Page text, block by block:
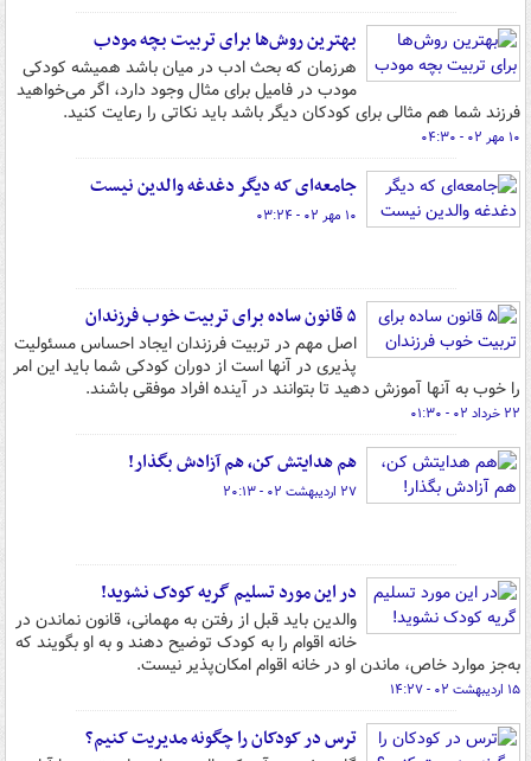
بهترین روش‌ها برای تربیت بچه مودب
هرزمان که بحث ادب در میان باشد همیشه کودکی
مودب در فامیل برای مثال وجود دارد، اگر می‌خواهید
فرزند شما هم مثالی برای کودکان دیگر باشد باید نکاتی را رعایت کنید.
۱۰ مهر ۰۲ - ۰۴:۳۰
جامعه‌ای که دیگر دغدغه والدین نیست
۱۰ مهر ۰۲ - ۰۳:۲۴
۵ قانون ساده برای تربیت خوب فرزندان
اصل مهم در تربیت فرزندان ایجاد احساس مسئولیت
پذیری در آنها است از دوران کودکی شما باید این امر
را خوب به آنها آموزش دهید تا بتوانند در آینده افراد موفقی باشند.
۲۲ خرداد ۰۲ - ۰۱:۳۰
هم هدایتش کن، هم آزادش بگذار!
۲۷ اردیبهشت ۰۲ - ۲۰:۱۳
در این مورد تسلیم گریه کودک نشوید!
والدین باید قبل از رفتن به مهمانی، قانون نماندن در
خانه اقوام را به کودک توضیح دهند و به او بگویند که
به‌جز موارد خاص، ماندن او در خانه اقوام امکان‌پذیر نیست.
۱۵ اردیبهشت ۰۲ - ۱۴:۲۷
ترس در کودکان را چگونه مدیریت کنیم؟